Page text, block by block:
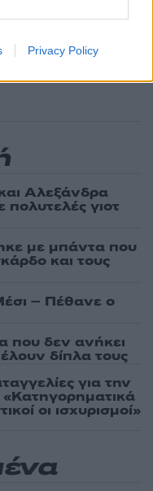
Privacy Policy
Newsκαι
Αλεξάνδρα
γιοτ
με μπάντα που
και τους
– Πέθανε ο
που δεν ανήκει
δίπλα τους
για την
οι ισχυρισμοί»